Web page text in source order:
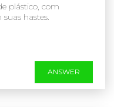
plástico, com
hastes.
ANSWER